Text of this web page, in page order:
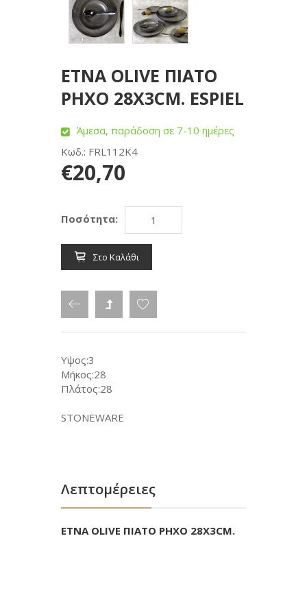
ETNA OLIVE ΠΙΑΤΟ
ΡΗΧΟ 28X3CM. ESPIEL
Άμεσα, παράδοση σε 7-10 ημέρες
Κωδ.: FRL112K4
€20,70
Ποσότητα:
Στο Καλάθι
Υψος:3
Μήκος:28
Πλάτος:28
STONEWARE
Λεπτομέρειες
ETNA OLIVE ΠΙΑΤΟ ΡΗΧΟ 28X3CM.